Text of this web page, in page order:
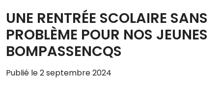
UNE RENTRÉE SCOLAIRE SANS
PROBLÈME POUR NOS JEUNES
BOMPASSENCQS
Publié le 2 septembre 2024